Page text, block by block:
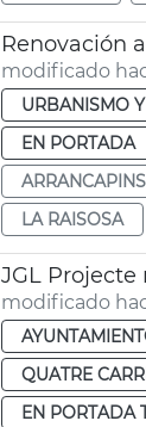
Renovación
modificado
URBANISMO
EN PORTADA
ARRANCAPINS
LA RAISOSA
JGL
modificado
QUATRE
EN PORTADA